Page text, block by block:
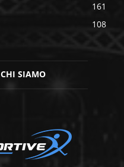
161
108
CHI SIAMO